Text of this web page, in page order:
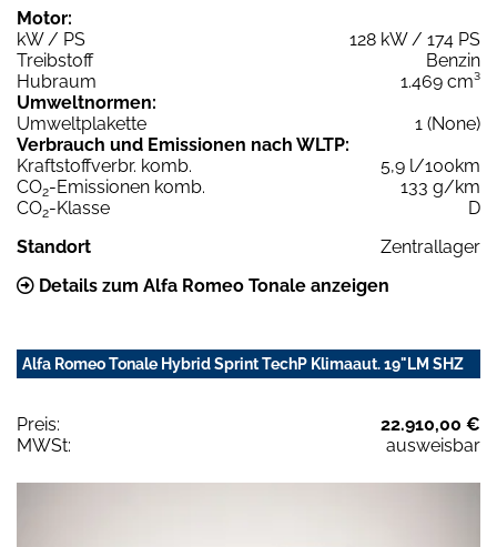
Motor:
kW / PS
128 kW / 174 PS
Treibstoff
Benzin
Hubraum
1.469 cm³
Umweltnormen:
Umweltplakette
1 (None)
Verbrauch und Emissionen nach WLTP:
Kraftstoffverbr. komb.
5,9 l/100km
CO2-Emissionen komb.
133 g/km
CO2-Klasse
D
Standort
Zentrallager
Details zum Alfa Romeo Tonale anzeigen
Alfa Romeo Tonale Hybrid Sprint TechP Klimaaut. 19"LM SHZ
Preis:
22.910,00 €
MWSt:
ausweisbar